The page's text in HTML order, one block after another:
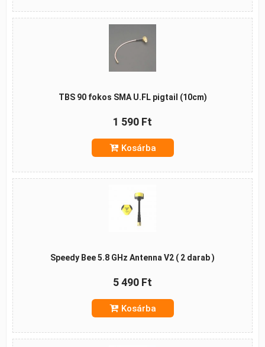
TBS 90 fokos SMA U.FL pigtail (10cm)
1 590 Ft
Kosárba
Speedy Bee 5.8 GHz Antenna V2 ( 2 darab )
5 490 Ft
Kosárba